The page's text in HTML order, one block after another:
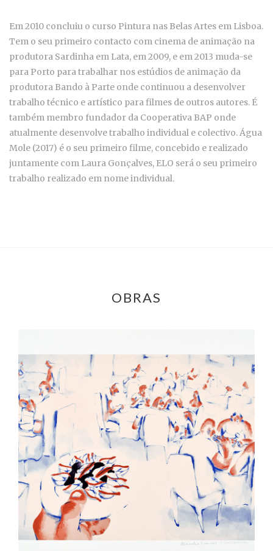
Em 2010 concluiu o curso Pintura nas Belas Artes em Lisboa.
Tem o seu primeiro contacto com cinema de animação na
produtora Sardinha em Lata, em 2009, e em 2013 muda-se
para Porto para trabalhar nos estúdios de animação da
produtora Bando à Parte onde continuou a desenvolver
trabalho técnico e artístico para filmes de outros autores. É
também membro fundador da Cooperativa BAP onde
atualmente desenvolve trabalho individual e colectivo. Água
Mole (2017) é o seu primeiro filme, concebido e realizado
juntamente com Laura Gonçalves, ELO será o seu primeiro
trabalho realizado em nome individual.
OBRAS